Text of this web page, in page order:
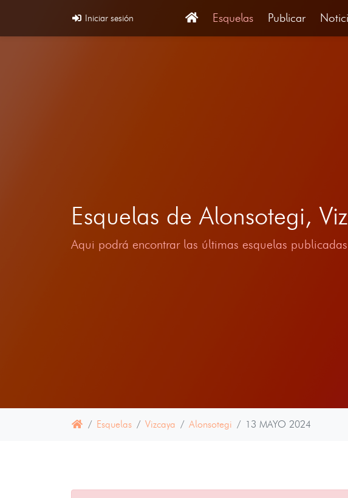
Iniciar sesión Esquelas Publicar
Esquelas de Alonsotegi,
Aqui podrá encontrar las últimas esquelas
Esquelas Vizcaya Alonsotegi 13 MAYO 2024